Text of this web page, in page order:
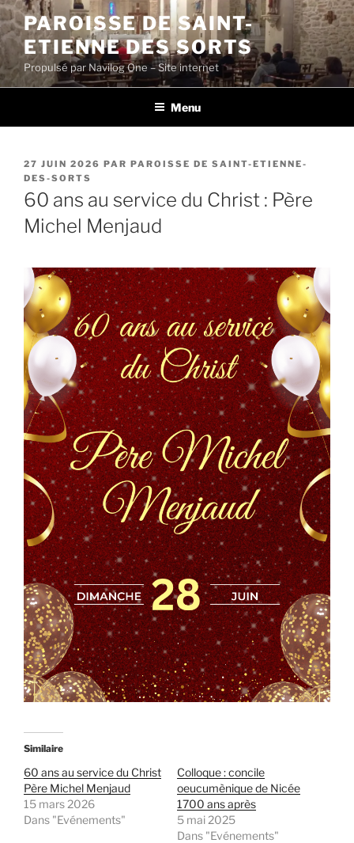
Aller
au
contenu
principal
PAROISSE DE SAINT-
ETIENNE DES SORTS
Propulsé par Navilog One – Site internet
Menu
PUBLIÉ
LE
27 JUIN 2026 PAR PAROISSE DE SAINT-ETIENNE-
DES-SORTS
60 ans au service du Christ : Père
Michel Menjaud
Similaire
60 ans au service du Christ
Père Michel Menjaud
15 mars 2026
Dans "Evénements"
Colloque : concile
oeucumènique de Nicée
1700 ans après
5 mai 2025
Dans "Evénements"